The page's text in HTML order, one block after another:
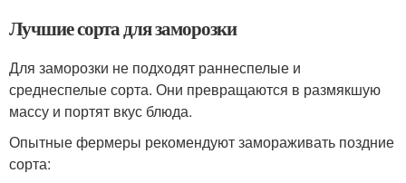
Лучшие сорта для заморозки
Для заморозки не подходят раннеспелые и
среднеспелые сорта. Они превращаются в размякшую
массу и портят вкус блюда.
Опытные фермеры рекомендуют замораживать поздние
сорта: